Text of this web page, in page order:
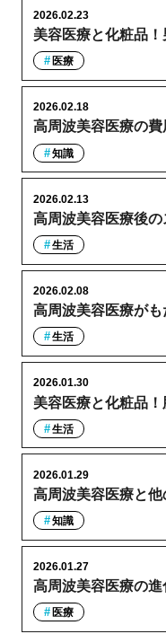
美容医療と化粧品
2026.02.23
医療
高周波美容医療の
2026.02.18
知識
高周波美容医療後
2026.02.13
生活
高周波美容医療が
2026.02.08
生活
美容医療と化粧品
2026.01.30
生活
高周波美容医療と
2026.01.29
知識
高周波美容医療の
2026.01.27
医療